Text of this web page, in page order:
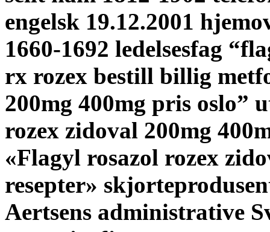
engelsk 19.12.2001
1660-1692 ledelsesfag
rx rozex bestill billig
200mg 400mg pris oslo”
rozex zidoval 200mg
«Flagyl rosazol rozex
resepter»
Aertsens administrative